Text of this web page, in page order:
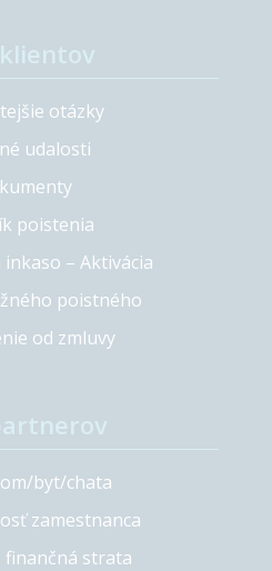
otázky
udalosti
poistenia
– Aktivácia
poistného
od zmluvy
byt/chata
zamestnanca
finančná strata